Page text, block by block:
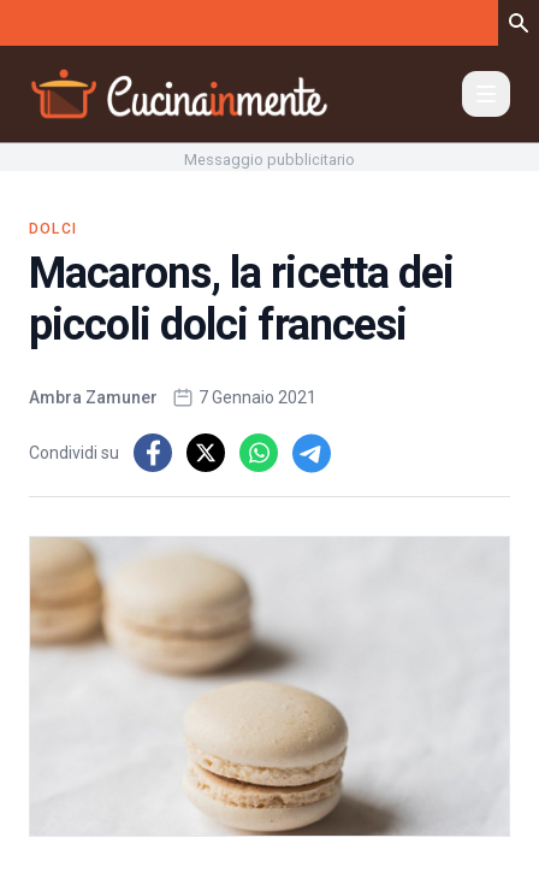
Messaggio pubblicitario
DOLCI
Macarons, la ricetta dei
piccoli dolci francesi
Ambra Zamuner 7 Gennaio 2021
Condividi su